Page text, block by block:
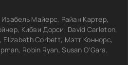
Майерс, Райан Картер,
Кибви Дорси, David Carleton,
Elizabeth Corbett, Мэтт Коннорс,
Robin Ryan, Susan O'Gara,